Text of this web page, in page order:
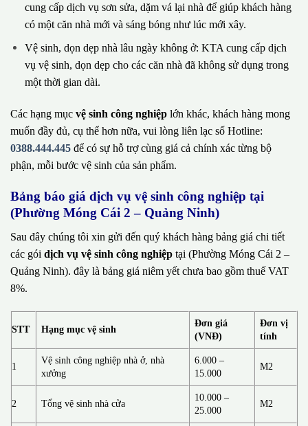
cung cấp dịch vụ sơn sửa, dặm vá lại nhà để giúp khách hàng
có một căn nhà mới và sáng bóng như lúc mới xây.
Vệ sinh, dọn dẹp nhà lâu ngày không ở: KTA cung cấp dịch
vụ vệ sinh, dọn dẹp cho các căn nhà đã không sử dụng trong
một thời gian dài.
Các hạng mục vệ sinh công nghiệp lớn khác, khách hàng mong
muốn đầy đủ, cụ thể hơn nữa, vui lòng liên lạc số Hotline:
0388.444.445 để có sự hỗ trợ cùng giá cả chính xác từng bộ
phận, mỗi bước vệ sinh của sản phẩm.
Bảng báo giá dịch vụ vệ sinh công nghiệp tại
(Phường Móng Cái 2 – Quảng Ninh)
Sau đây chúng tôi xin gửi đến quý khách hàng bảng giá chi tiết
các gói dịch vụ vệ sinh công nghiệp tại (Phường Móng Cái 2 –
Quảng Ninh). đây là bảng giá niêm yết chưa bao gồm thuế VAT
8%.
STT Hạng mục vệ sinh
Đơn giá
(VNĐ)
Đơn vị
tính
1
Vệ sinh công nghiệp nhà ở, nhà
xưởng
6.000 –
15.000
M2
2 Tổng vệ sinh nhà cửa
10.000 –
25.000
M2